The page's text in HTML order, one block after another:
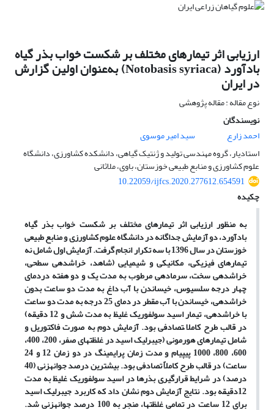
ارزیابی اثر تیمارهای مختلف بر شکست خواب بذر گیاه
بادآورد (Notobasis syriaca) به‌عنوان اولین گزارش
در ایران
نوع مقاله : مقاله پژوهشی
نویسندگان
احمد زارع
سید امیر موسوی
استادیار، گروه مهندسی تولید و ژنتیک گیاهی، دانشکده کشاورزی، دانشگاه
علوم کشاورزی و منابع طبیعی خوزستان، باوی، ملاثانی
10.22059/ijfcs.2020.277612.654591
چکیده
به منظور ارزیابی اثر تیمارهای مختلف بر شکست خواب بذر گیاه
بادآورد، دو آزمایش جداگانه در دانشگاه علوم کشاورزی و منابع طبیعی
خوزستان در سال 1396 با سه تکرار انجام گرفت. آزمایش اول شامل نه
تیمارهای فیزیکی، مکانیکی و شیمیایی (شاهد، خراش­دهی سطحی،
خراش­دهی سخت، سرمادهی مرطوب به مدت یک و دو هفته دردمای
چهار درجه سلسیوس، خیساندن با آب داغبه مدت دو ساعت بدون
خراش­دهی، خیساندن با آب مقطر در دمای 25 درجه به مدت دو ساعت
با خراش­دهی، تیمار اسید سولفوریک غلیظ به مدت شش و 12 دقیقه)
در قالب طرح کاملا ًتصادفیبود. آزمایش دوم به صورت فاکتوریل و
شامل تیمارهای هورمونی (جیبرلیک اسید در غلظت­های صفر، 200، 400،
600، 800، 1000 پی­پی­ام و مدت زمان پرایمینگ در دو زمان 12 و 24
ساعت) در قالب طرح کاملاً تصادفی بود. بیشترین درصد جوانه­زنی (40
درصد) در شرایط قرارگیری بذرها در اسید سولفوریک غلیظ به مدت
12دقیقه بود. نتایج آزمایش دوم نشان داد که کاربرد جیبرلیک اسید
برای 12 ساعت در تمامی غلظت­ها، منجر به 100 درصد جوانه­زنی شد.